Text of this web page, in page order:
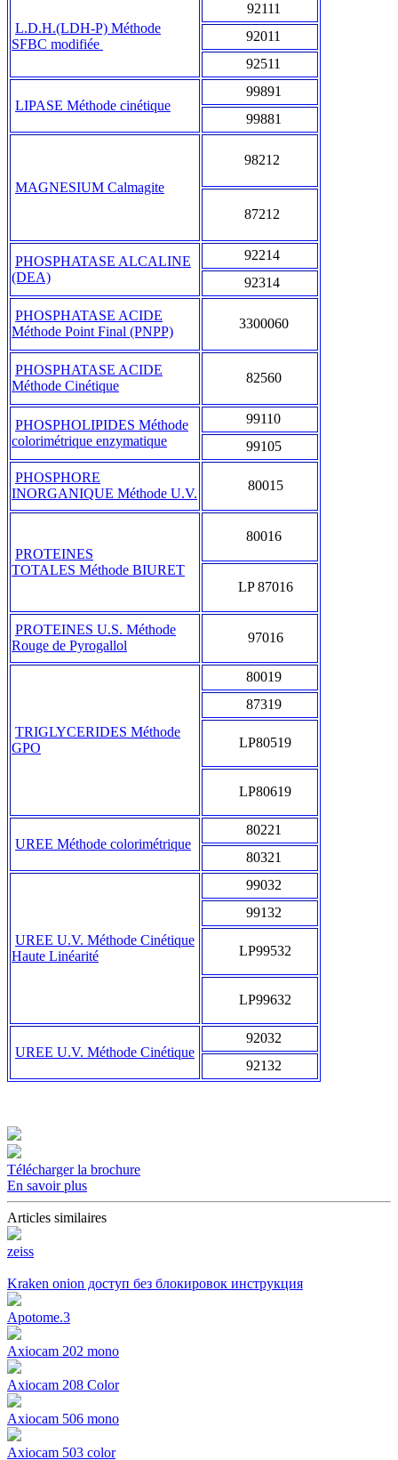
L.D.H.(LDH-P) Méthode
SFBC modifiée
92111
92011
92511
LIPASE Méthode cinétique
99891
99881
MAGNESIUM Calmagite
98212
87212
PHOSPHATASE ALCALINE
(DEA)
92214
92314
PHOSPHATASE ACIDE
Méthode Point Final (PNPP)
3300060
PHOSPHATASE ACIDE
Méthode Cinétique
82560
PHOSPHOLIPIDES Méthode
colorimétrique enzymatique
99110
99105
PHOSPHORE
INORGANIQUE Méthode U.V.
80015
PROTEINES
TOTALES Méthode BIURET
80016
LP 87016
PROTEINES U.S. Méthode
Rouge de Pyrogallol
97016
TRIGLYCERIDES Méthode
GPO
80019
87319
LP80519
LP80619
UREE Méthode colorimétrique
80221
80321
UREE U.V. Méthode Cinétique
Haute Linéarité
99032
99132
LP99532
LP99632
UREE U.V. Méthode Cinétique
92032
92132
Télécharger la brochure
En savoir plus
Articles similaires
zeiss
Kraken onion доступ без блокировок инструкция
Apotome.3
Axiocam 202 mono
Axiocam 208 Color
Axiocam 506 mono
Axiocam 503 color